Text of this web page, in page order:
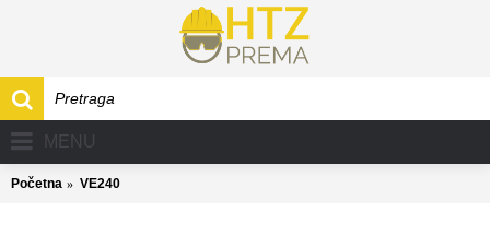
MENU
Početna VE240